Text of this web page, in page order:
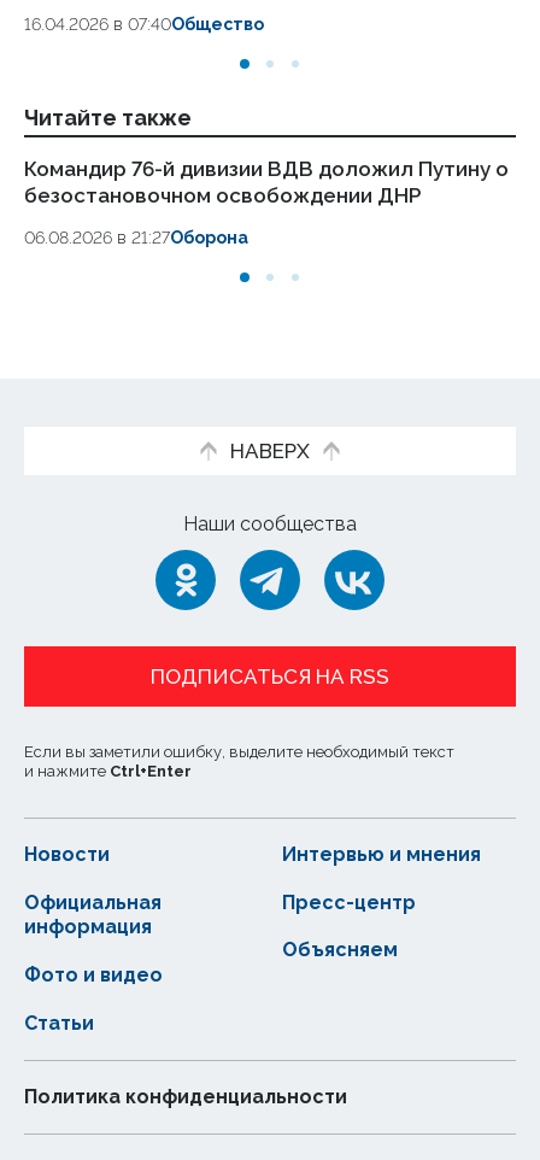
16.04.2026 в 07:40Общество
Читайте также
Командир 76-й дивизии ВДВ доложил Путину о
безостановочном освобождении ДНР
06.08.2026 в 21:27Оборона
НАВЕРХ
Наши сообщества
ПОДПИСАТЬСЯ НА RSS
Если вы заметили ошибку, выделите необходимый текст
и нажмите Ctrl+Enter
Новости
Статьи
Официальная
информация
Интервью и мнения
Фото и видео
Пресс-центр
Объясняем
Политика конфиденциальности